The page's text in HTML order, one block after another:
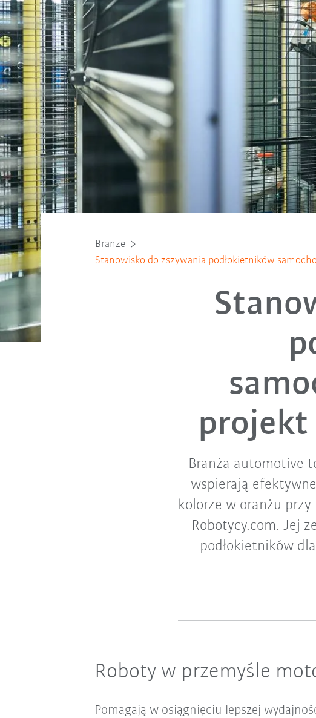
Branże
Stanowisko do zszywania podłokietników
projekt
Branża automotive
wspierają
kolorze w oranżu
Robotycy.com. Jej
podłokietników
Roboty w przemyśle
Pomagają w osiągnięciu lepszej